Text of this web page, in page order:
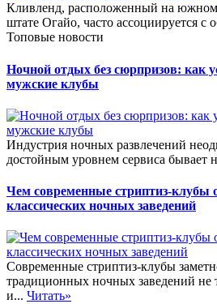
Кливленд, расположенный на южном
штате Огайо, часто ассоциируется с
Топовые новости
Ночной отдых без сюрпризов: как
мужские клубы
Индустрия ночных развлечений
достойным уровнем сервиса бывает
Чем современные стриптиз-клубы
классических ночных заведений
Современные стриптиз-клубы
традиционных ночных заведений не
и... Читать»